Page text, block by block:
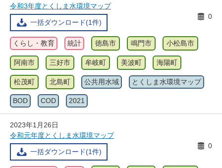
令和3年度とくしま水環境マップ
一括ダウンロード(1件)
0
くらし・教育 統計 徳島市 鳴門市 小松島市
阿南市 三好市 牟岐町 美波町 海陽町
松茂町 北島町 公共用水域 とくしま水環境マップ
BOD COD 2021
2023年1月26日
令和元年度とくしま水環境マップ
一括ダウンロード(1件)
0